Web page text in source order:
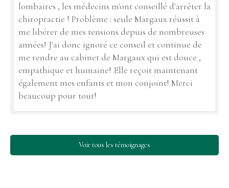
lombaires , les médecins m'ont conseillé d'arrêter la
chiropractie ! Problème : seule Margaux réussit à
me libérer de mes tensions depuis de nombreuses
années! J'ai donc ignoré ce conseil et continue de
me rendre au cabinet de Margaux qui est douce ,
empathique et humaine! Elle reçoit maintenant
également mes enfants et mon conjoint! Merci
beaucoup pour tout!
Voir tous les témoignages